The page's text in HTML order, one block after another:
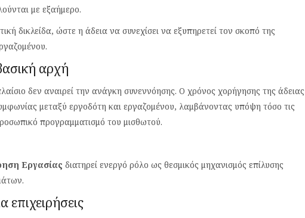
με εξαήμερο.
δικλείδα, ώστε η άδεια να συνεχίσει να εξυπηρετεί τον σκοπό της
αρχή
δεν αναιρεί την ανάγκη συνεννόησης. Ο χρόνος χορήγησης της άδειας
μεταξύ εργοδότη και εργαζομένου, λαμβάνοντας υπόψη τόσο τις
προγραμματισμό του μισθωτού.
Εργασίας διατηρεί ενεργό ρόλο ως θεσμικός μηχανισμός επίλυσης
επιχειρήσεις